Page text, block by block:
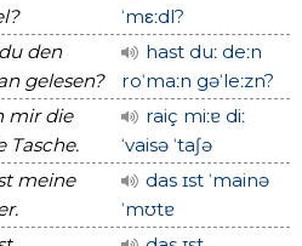
ˈmεːdl?
den
gelesen?
hast duː deːn
roˈmaːn gəˈleːzn?
mir die
Tasche.
raiç miːɐ diː
ˈvaisə ˈtaʃə
meine
das ɪst ˈmainə
ˈmʊtɐ